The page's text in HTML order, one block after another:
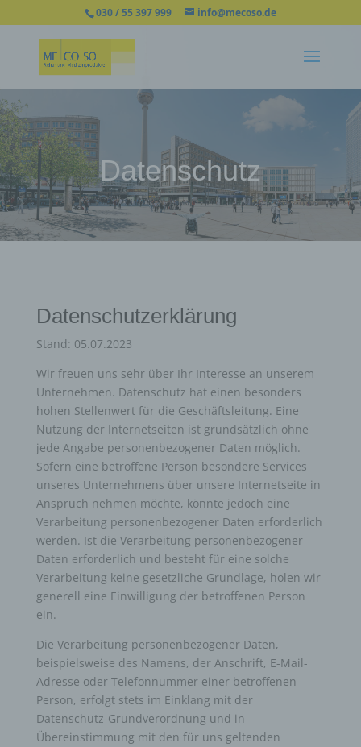
030 / 55 397 999 info@mecoso.de
Datenschutz
Datenschutzerklärung
Stand: 05.07.2023
Wir freuen uns sehr über Ihr Interesse an unserem
Unternehmen. Datenschutz hat einen besonders
hohen Stellenwert für die Geschäftsleitung. Eine
Nutzung der Internetseiten ist grundsätzlich ohne
jede Angabe personenbezogener Daten möglich.
Sofern eine betroffene Person besondere Services
unseres Unternehmens über unsere Internetseite in
Anspruch nehmen möchte, könnte jedoch eine
Verarbeitung personenbezogener Daten erforderlich
werden. Ist die Verarbeitung personenbezogener
Daten erforderlich und besteht für eine solche
Verarbeitung keine gesetzliche Grundlage, holen wir
generell eine Einwilligung der betroffenen Person
ein.
Die Verarbeitung personenbezogener Daten,
beispielsweise des Namens, der Anschrift, E-Mail-
Adresse oder Telefonnummer einer betroffenen
Person, erfolgt stets im Einklang mit der
Datenschutz-Grundverordnung und in
Übereinstimmung mit den für uns geltenden